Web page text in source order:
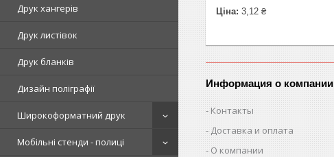
Друк хангерів
Друк листівок
Друк бланків
Дизайн поліграфії
Широкоформатний друк
Мобільні стенди - полиці
Ціна: 3,12 ₴
Информация о компании
Контакты
Доставка и оплата
О компании